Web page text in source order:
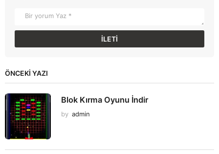
ÖNCEKI YAZI
Blok Kırma Oyunu İndir
by admin